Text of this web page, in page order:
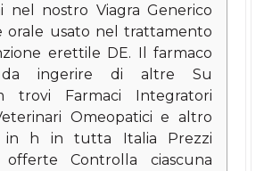
nel nostro Viagra Generico
orale usato nel trattamento
erettile DE. Il farmaco
ingerire di altre Su
trovi Farmaci Integratori
Omeopatici e altro
in h in tutta Italia Prezzi
Controlla ciascuna